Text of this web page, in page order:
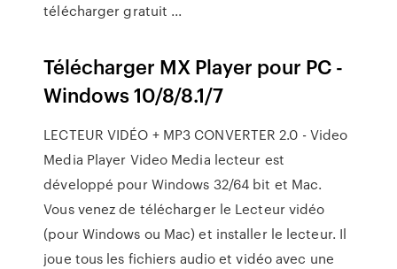
télécharger gratuit ...
Télécharger MX Player pour PC -
Windows 10/8/8.1/7
LECTEUR VIDÉO + MP3 CONVERTER 2.0 - Video
Media Player Video Media lecteur est
développé pour Windows 32/64 bit et Mac.
Vous venez de télécharger le Lecteur vidéo
(pour Windows ou Mac) et installer le lecteur. Il
joue tous les fichiers audio et vidéo avec une